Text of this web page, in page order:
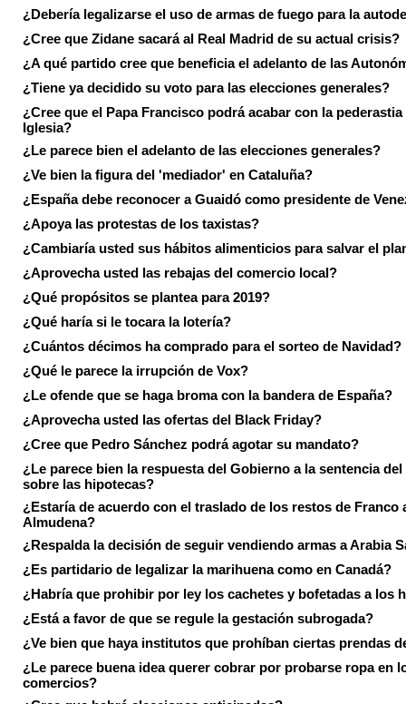
¿Debería legalizarse el uso de armas de fuego para la
¿Cree que Zidane sacará al Real Madrid de su actual crisis?
¿A qué partido cree que beneficia el adelanto de las
¿Tiene ya decidido su voto para las elecciones generales?
¿Cree que el Papa Francisco podrá acabar con la pederastia
Iglesia?
¿Le parece bien el adelanto de las elecciones generales?
¿Ve bien la figura del 'mediador' en Cataluña?
¿España debe reconocer a Guaidó como presidente de
¿Apoya las protestas de los taxistas?
¿Cambiaría usted sus hábitos alimenticios para salvar el
¿Aprovecha usted las rebajas del comercio local?
¿Qué propósitos se plantea para 2019?
¿Qué haría si le tocara la lotería?
¿Cuántos décimos ha comprado para el sorteo de Navidad?
¿Qué le parece la irrupción de Vox?
¿Le ofende que se haga broma con la bandera de España?
¿Aprovecha usted las ofertas del Black Friday?
¿Cree que Pedro Sánchez podrá agotar su mandato?
¿Le parece bien la respuesta del Gobierno a la sentencia
sobre las hipotecas?
¿Estaría de acuerdo con el traslado de los restos de Franco
Almudena?
¿Respalda la decisión de seguir vendiendo armas a Arabia
¿Es partidario de legalizar la marihuena como en Canadá?
¿Habría que prohibir por ley los cachetes y bofetadas a los
¿Está a favor de que se regule la gestación subrogada?
¿Ve bien que haya institutos que prohíban ciertas prendas
¿Le parece buena idea querer cobrar por probarse ropa en
comercios?